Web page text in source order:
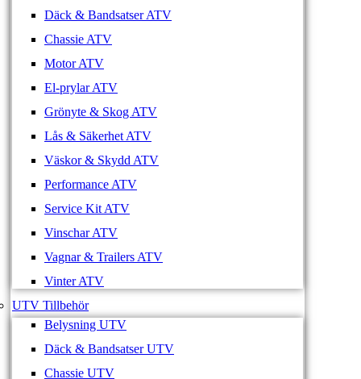
Däck & Bandsatser ATV
Chassie ATV
Motor ATV
El-prylar ATV
Grönyte & Skog ATV
Lås & Säkerhet ATV
Väskor & Skydd ATV
Performance ATV
Service Kit ATV
Vinschar ATV
Vagnar & Trailers ATV
Vinter ATV
UTV Tillbehör
Belysning UTV
Däck & Bandsatser UTV
Chassie UTV